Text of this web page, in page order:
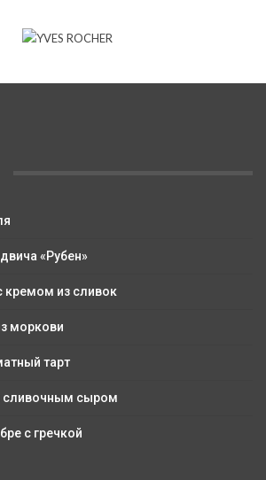
«Рубен»
кремом из сливок
моркови
тарт
сливочным сыром
с гречкой